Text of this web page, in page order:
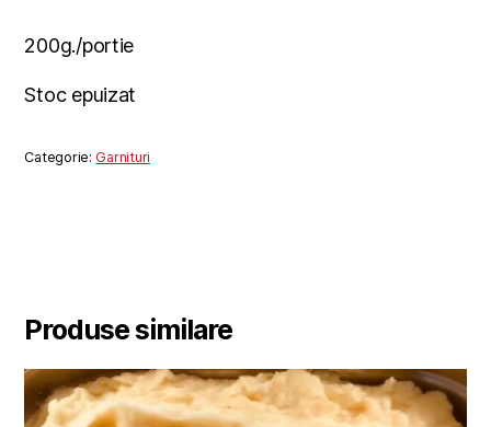
200g./portie
Stoc epuizat
Categorie: Garnituri
Produse similare